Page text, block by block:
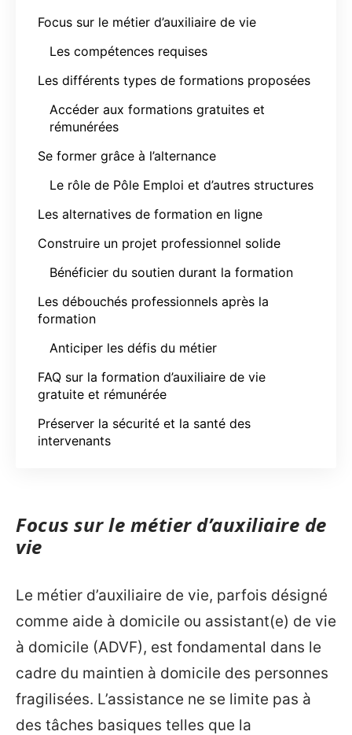
Focus sur le métier d’auxiliaire de vie
Les compétences requises
Les différents types de formations proposées
Accéder aux formations gratuites et
rémunérées
Se former grâce à l’alternance
Le rôle de Pôle Emploi et d’autres structures
Les alternatives de formation en ligne
Construire un projet professionnel solide
Bénéficier du soutien durant la formation
Les débouchés professionnels après la
formation
Anticiper les défis du métier
FAQ sur la formation d’auxiliaire de vie
gratuite et rémunérée
Préserver la sécurité et la santé des
intervenants
Focus sur le métier d’auxiliaire de
vie
Le métier d’auxiliaire de vie, parfois désigné
comme aide à domicile ou assistant(e) de vie
à domicile (ADVF), est fondamental dans le
cadre du maintien à domicile des personnes
fragilisées. L’assistance ne se limite pas à
des tâches basiques telles que la